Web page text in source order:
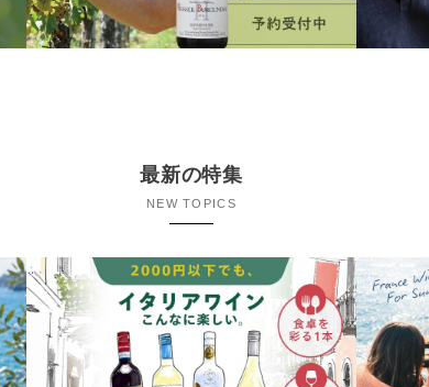
最新の特集
NEW TOPICS